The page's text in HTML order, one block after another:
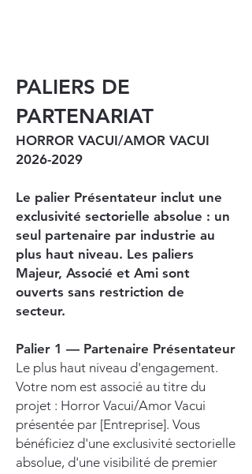
PALIERS DE
PARTENARIAT
HORROR VACUI/AMOR VACUI
2026-2029
Le palier Présentateur inclut une
exclusivité sectorielle absolue : un
seul partenaire par industrie au
plus haut niveau. Les paliers
Majeur, Associé et Ami sont
ouverts sans restriction de
secteur.
Palier 1 — Partenaire Présentateur
Le plus haut niveau d'engagement.
Votre nom est associé au titre du
projet : Horror Vacui/Amor Vacui
présentée par [Entreprise]. Vous
bénéficiez d'une exclusivité sectorielle
absolue, d'une visibilité de premier